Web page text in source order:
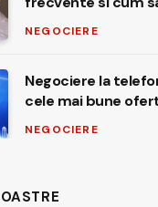
NEGOCIERE
Negociere la
cele mai bune
NEGOCIERE